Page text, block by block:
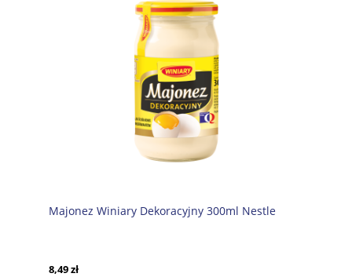
Majonez Winiary Dekoracyjny 300ml Nestle
8,49 zł